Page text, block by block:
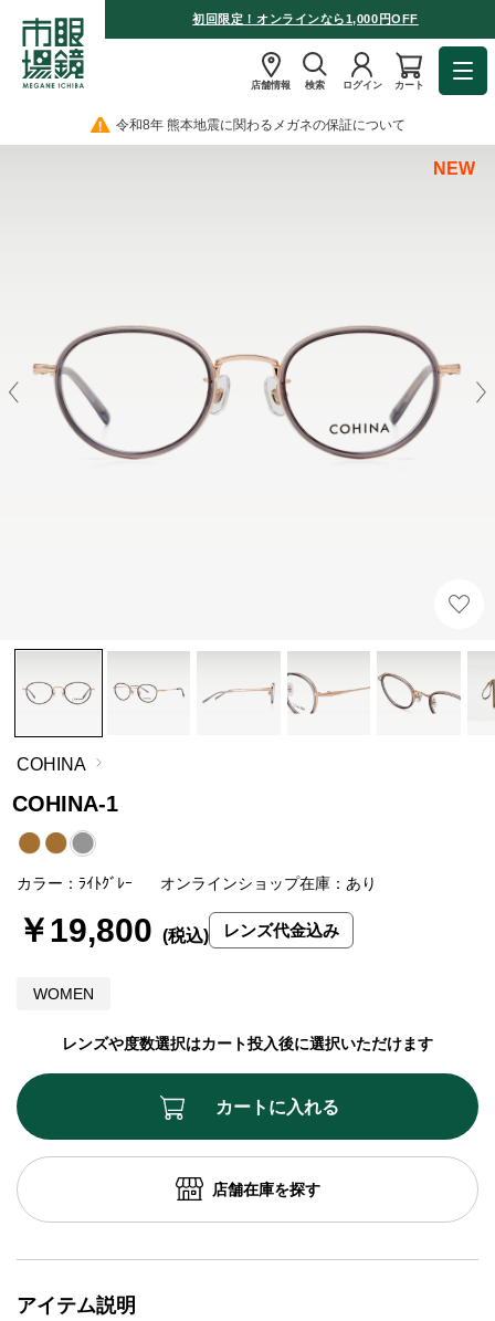
初回限定！オンラインなら1,000円OFF
店舗情報 検索 ログイン カート
令和8年 熊本地震に関わるメガネの保証について
NEW
COHINA
COHINA-1
WOMEN
カラー：ﾗｲﾄｸﾞﾚｰ オンラインショップ在庫：あり
レンズや度数選択はカート投入後に選択いただけます
￥19,800 レンズ代金込み
カートに入れる
店舗在庫を探す
アイテム説明